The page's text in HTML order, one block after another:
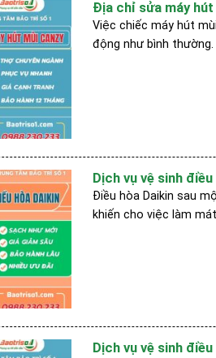
Địa chỉ sửa máy hút
Việc chiếc máy hút
động như bình thường.
Dịch vụ vệ sinh
Điều hòa Daikin sau
khiến cho việc làm
Dịch vụ vệ sinh